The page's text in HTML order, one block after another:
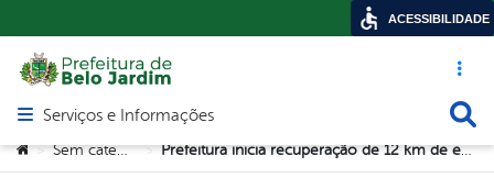
Acesso
Abrir menu principal de navegação
Serviços e Informações
Você está aqui:
> Sem categoria > Prefeitura inicia recuperação de 12 km de estradas rurais
ACESSIBILIDADE